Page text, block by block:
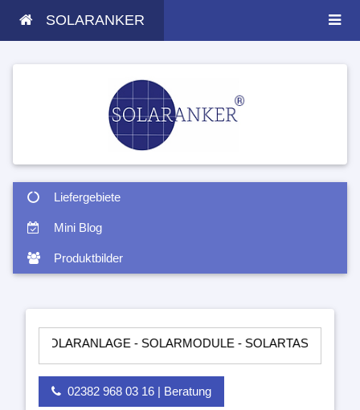
SOLARANKER
Liefergebiete
Mini Blog
Produktbilder
- SOLARMODULE - SOLARTASCHEN -
02382 968 03 16 | Beratung